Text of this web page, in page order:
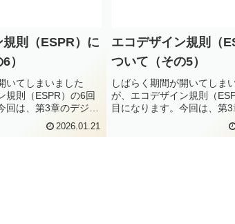
則（ESPR）に
）
いてしまいました
規則（ESPR）の6回
回は、第3章のデジタ
パスポートの第11条
、IT系は苦手です。
2026.01.21
エコデザイン規則（
ついて（その5）
しばらく期間が開いてしま
が、エコデザイン規則（
目になります。今回は、第3
ル・プロダクト・パスポー
す。管理人、IT分野は苦手